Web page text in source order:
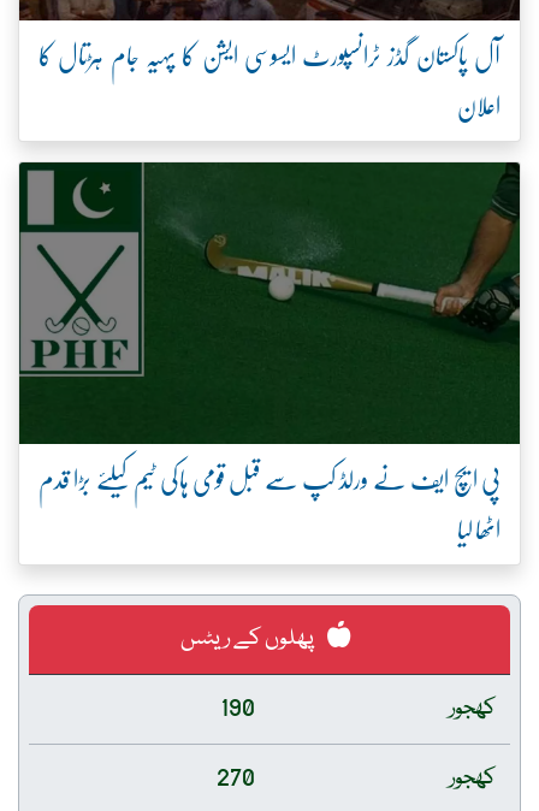
آل پاکستان گڈز ٹرانسپورٹ ایسوسی ایشن کا پہیہ جام ہڑتال کا
اعلان
پی ایچ ایف نے ورلڈ کپ سے قبل قومی ہاکی ٹیم کیلئے بڑا قدم
اٹھا لیا
پھلوں کے ریٹس
کھجور
190
کھجور
270